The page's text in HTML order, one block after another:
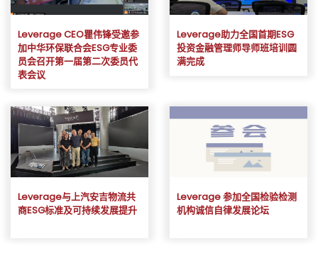
Leverage CEO瞿伟锋受邀参
加中华环保联合会ESG专业委
员会召开第一届第二次委员代
表会议
Leverage助力全国首期ESG
投资金融管理师导师班培训圆
满完成
Leverage与上汽安吉物流共
商ESG标准及可持续发展提升
Leverage 参加全国检验检测
机构诚信自律发展论坛